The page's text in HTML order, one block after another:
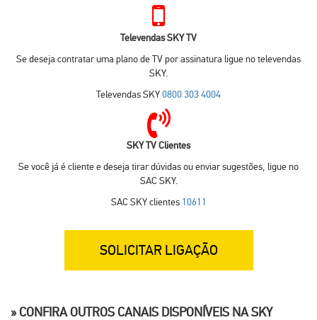
Televendas SKY TV
Se deseja contratar uma plano de TV por assinatura ligue no televendas
SKY.
Televendas SKY0800 303 4004
SKY TV Clientes
Se você já é cliente e deseja tirar dúvidas ou enviar sugestões, ligue no
SAC SKY.
SAC SKY clientes 10611
SOLICITAR LIGAÇÃO
» CONFIRA OUTROS CANAIS DISPONÍVEIS NA SKY